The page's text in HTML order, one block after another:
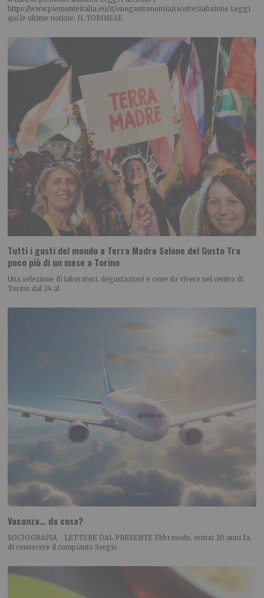
https://www.piemonteitalia.eu/it/enogastronomia/ricette/zabaione Leggi
qui le ultime notizie: IL TORINESE
Tutti i gusti del mondo a Terra Madre Salone del Gusto Tra
poco più di un mese a Torino
Una selezione di laboratori, degustazioni e cene da vivere nel centro di
Torino dal 24 al
Vacanza… da cosa?
SOCIOGRAFIA LETTERE DAL PRESENTE Ebbi modo, ormai 20 anni fa,
di conoscere il compianto Sergio